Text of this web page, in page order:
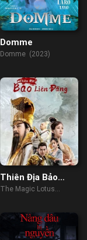
Domme
Domme (2023)
Thiên Địa Bảo
Liên Đăng
The Magic Lotus